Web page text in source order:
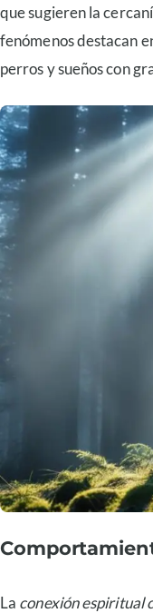
que sugieren la
fenómenos destacan
perros y sueños con
La conexión espiritual